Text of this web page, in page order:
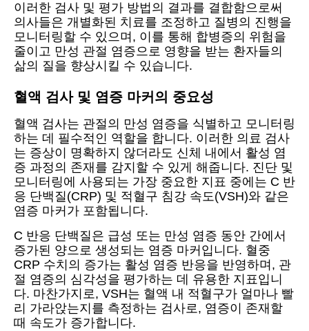
이러한 검사 및 평가 방법의 결과를 결합함으로써
의사들은 개별화된 치료를 조정하고 질병의 진행을
모니터링할 수 있으며, 이를 통해 합병증의 위험을
줄이고 만성 관절 염증으로 영향을 받는 환자들의
삶의 질을 향상시킬 수 있습니다.
혈액 검사 및 염증 마커의 중요성
혈액 검사는 관절의 만성 염증을 식별하고 모니터링
하는 데 필수적인 역할을 합니다. 이러한 의료 검사
는 증상이 명확하지 않더라도 신체 내에서 활성 염
증 과정의 존재를 감지할 수 있게 해줍니다. 진단 및
모니터링에 사용되는 가장 중요한 지표 중에는 C 반
응 단백질(CRP) 및 적혈구 침강 속도(VSH)와 같은
염증 마커가 포함됩니다.
C 반응 단백질은 급성 또는 만성 염증 동안 간에서
증가된 양으로 생성되는 염증 마커입니다. 혈중
CRP 수치의 증가는 활성 염증 반응을 반영하며, 관
절 염증의 심각성을 평가하는 데 유용한 지표입니
다. 마찬가지로, VSH는 혈액 내 적혈구가 얼마나 빨
리 가라앉는지를 측정하는 검사로, 염증이 존재할
때 속도가 증가합니다.